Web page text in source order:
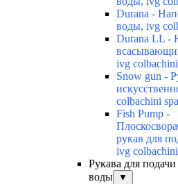
Durana -
воды, ivg
Durana LL -
ivg
Snow gun -
colbachini spa
Fish Pump -
рукав для
ivg
Рукава для
воды
▼